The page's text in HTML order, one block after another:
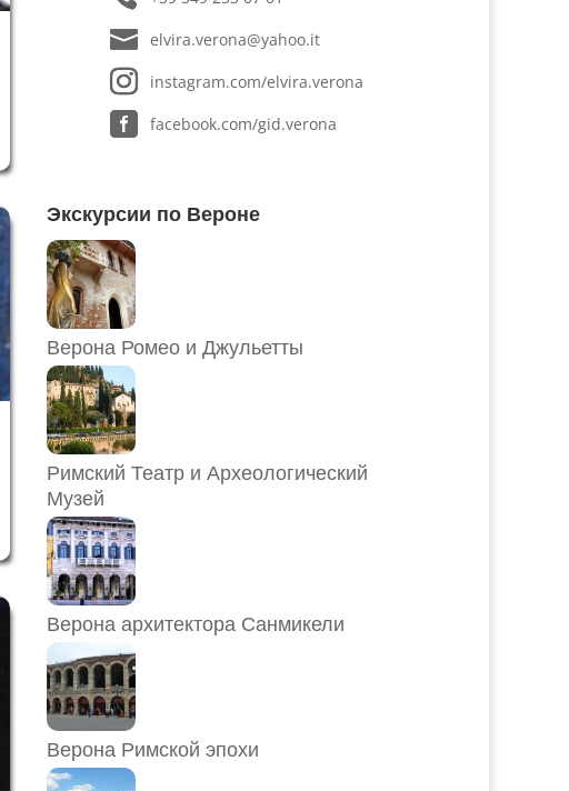
elvira.verona@yahoo.it
instagram.com/elvira.verona
facebook.com/gid.verona
Экскурсии по Вероне
Верона Ромео и Джульетты
Римский Театр и Археологический
Музей
Верона архитектора Санмикели
Верона Римской эпохи